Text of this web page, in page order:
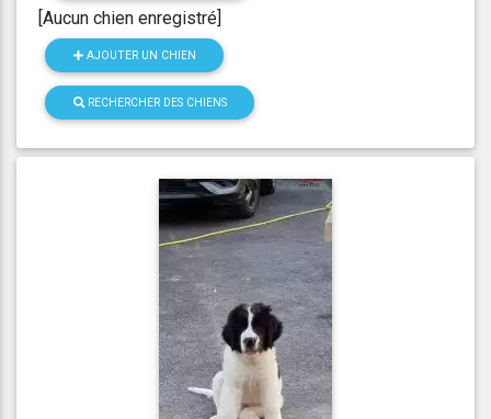
[Aucun chien enregistré]
AJOUTER UN CHIEN
RECHERCHER DES CHIENS